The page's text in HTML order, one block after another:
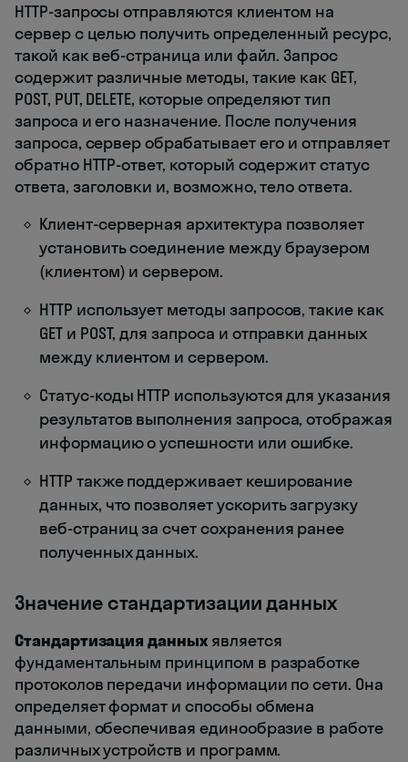
HTTP-запросы отправляются клиентом на
сервер с целью получить определенный ресурс,
такой как веб-страница или файл. Запрос
содержит различные методы, такие как GET,
POST, PUT, DELETE, которые определяют тип
запроса и его назначение. После получения
запроса, сервер обрабатывает его и отправляет
обратно HTTP-ответ, который содержит статус
ответа, заголовки и, возможно, тело ответа.
Клиент-серверная архитектура позволяет
установить соединение между браузером
(клиентом) и сервером.
HTTP использует методы запросов, такие как
GET и POST, для запроса и отправки данных
между клиентом и сервером.
Статус-коды HTTP используются для указания
результатов выполнения запроса, отображая
информацию о успешности или ошибке.
HTTP также поддерживает кеширование
данных, что позволяет ускорить загрузку
веб-страниц за счет сохранения ранее
полученных данных.
Значение стандартизации данных
Стандартизация данныхявляется
фундаментальным принципом в разработке
протоколов передачи информации по сети. Она
определяет формат и способы обмена
данными, обеспечивая единообразие в работе
различных устройств и программ.